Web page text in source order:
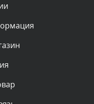
проверки
проверки